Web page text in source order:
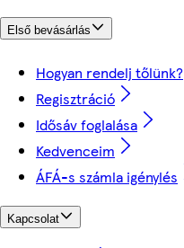
Első bevásárlás
Hogyan rendelj tőlünk?
Regisztráció
Idősáv foglalása
Kedvenceim
ÁFÁ-s számla igénylés
Kapcsolat